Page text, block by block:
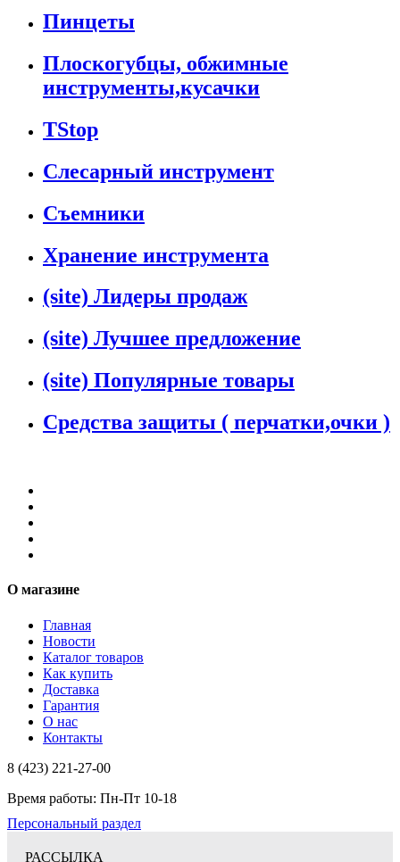
Пинцеты
Плоскогубцы, обжимные
инструменты,кусачки
TStop
Слесарный инструмент
Съемники
Хранение инструмента
(site) Лидеры продаж
(site) Лучшее предложение
(site) Популярные товары
Средства защиты ( перчатки,очки )
О магазине
Главная
Новости
Каталог товаров
Как купить
Доставка
Гарантия
О нас
Контакты
8 (423) 221-27-00
Время работы: Пн-Пт 10-18
Персональный раздел
РАССЫЛКА